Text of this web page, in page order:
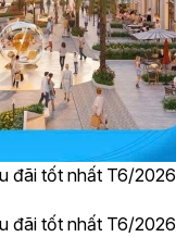
đãi tốt nhất T6/2026
đãi tốt nhất T6/2026